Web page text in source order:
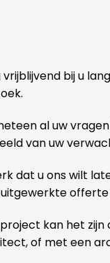
bij u
al uw
van uw
dat u ons wilt
kan het zijn
of met een